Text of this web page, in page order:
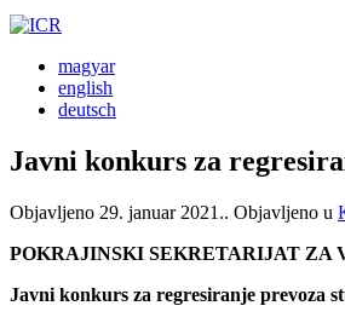
magyar
english
deutsch
Javni konkurs za
Objavljeno 29. januar 2021.. Objavljeno u
POKRAJINSKI SEKRETARIJAT ZA
Javni konkurs za regresiranje prevoza